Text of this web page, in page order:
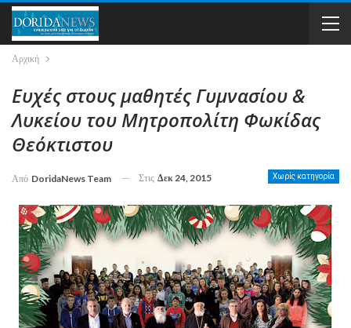
Αρχική
Ευχές στους μαθητές Γυμνασίου &
Λυκείου του Μητροπολίτη Φωκίδας
Θεόκτιστου
Χωρίς κατηγορία
Από DoridaNews Team Στις Δεκ 24, 2015